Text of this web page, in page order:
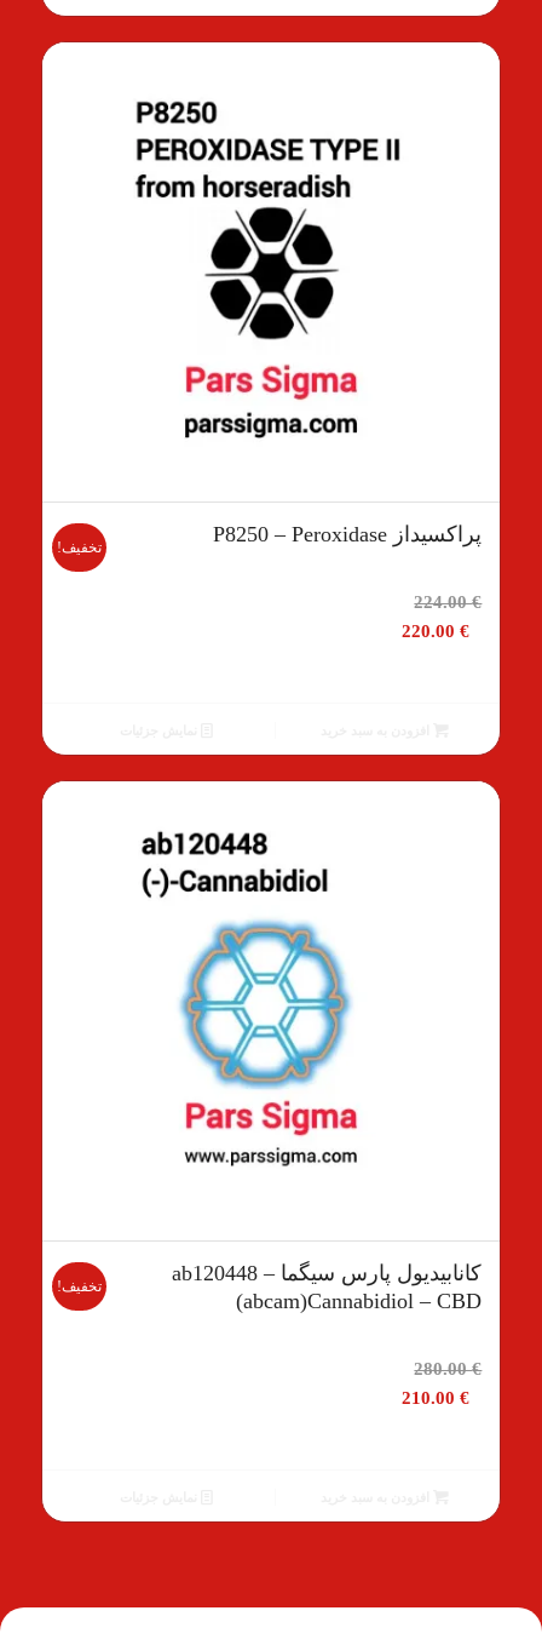
پراکسیداز P8250 – Peroxidase
224.00€
قیمت
اصلی220.00€
220.00 €
است.
تخفیف!
کانابیدیول پارس سیگما ab120448 –
(abcam)Cannabidiol – CBD
280.00€
قیمت
اصلی210.00€
210.00 €
تخفیف!